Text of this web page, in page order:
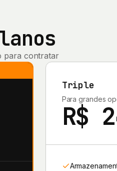
para contratar
Triple
Para grandes
R$